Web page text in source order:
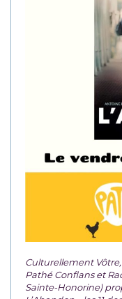
Culturellement
Pathé Conflans et
Sainte-Honorine)